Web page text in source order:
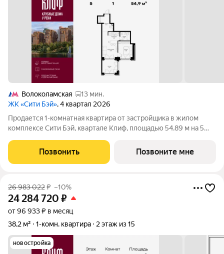
Волоколамская
13 мин.
ЖК «Сити Бэй», 4 квартал 2026
Продается 1-комнатная квартира от застройщика в жилом
комплексе Сити Бэй, квартале Клиф, площадью 54.89 м на 5
пять Клубных домов на первой линии озелененной
набережной Реки Москвы. Со
Позвонить Позвоните мне
26 983 022₽ –10%
24 284 720 ₽
от 96 933 ₽ в месяц
38,2 м²
1-комн. квартира 2 этаж из 15
новостройка